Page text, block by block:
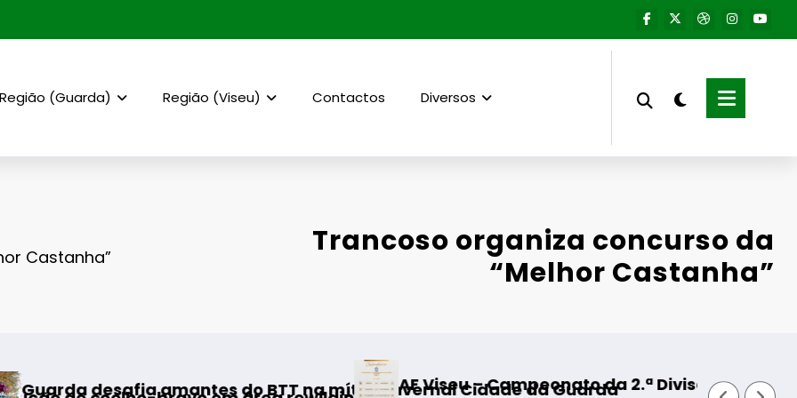
Região (Guarda) Região (Viseu) Contactos Diversos
Castanha”
Trancoso organiza concurso da
“Melhor Castanha”
do BTT na mítica Invernal Cidade da Guarda
AF Viseu – Campeonato da 2.ª Divisão Distrital – ISOJOFER sorteado
Fornos de Algodres –